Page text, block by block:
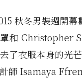
秋冬男裝週開
和 Christopher
了衣服本身的光
師 Isamaya